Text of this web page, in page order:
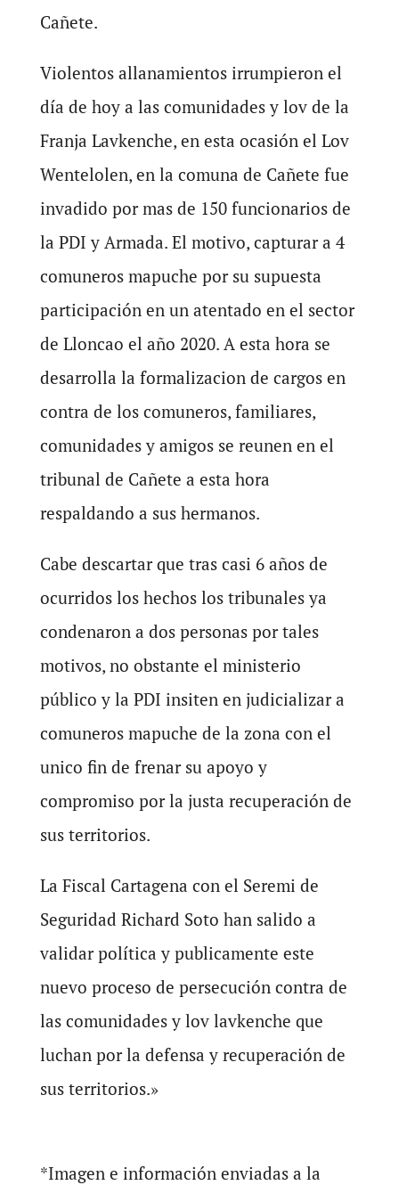
Cañete.
Violentos allanamientos irrumpieron el
día de hoy a las comunidades y lov de la
Franja Lavkenche, en esta ocasión el Lov
Wentelolen, en la comuna de Cañete fue
invadido por mas de 150 funcionarios de
la PDI y Armada. El motivo, capturar a 4
comuneros mapuche por su supuesta
participación en un atentado en el sector
de Lloncao el año 2020. A esta hora se
desarrolla la formalizacion de cargos en
contra de los comuneros, familiares,
comunidades y amigos se reunen en el
tribunal de Cañete a esta hora
respaldando a sus hermanos.
Cabe descartar que tras casi 6 años de
ocurridos los hechos los tribunales ya
condenaron a dos personas por tales
motivos, no obstante el ministerio
público y la PDI insiten en judicializar a
comuneros mapuche de la zona con el
unico fin de frenar su apoyo y
compromiso por la justa recuperación de
sus territorios.
La Fiscal Cartagena con el Seremi de
Seguridad Richard Soto han salido a
validar política y publicamente este
nuevo proceso de persecución contra de
las comunidades y lov lavkenche que
luchan por la defensa y recuperación de
sus territorios.»
*Imagen e información enviadas a la